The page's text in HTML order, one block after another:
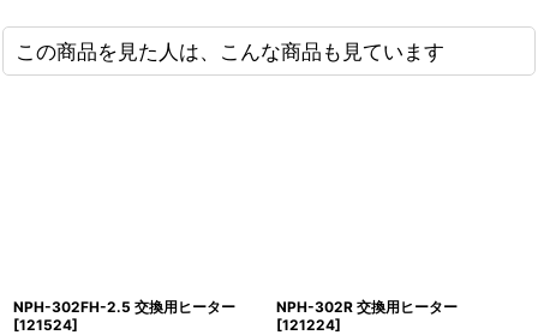
この商品を見た人は、こんな商品も見ています
NPH-302FH-2.5 交換用ヒーター
[121524]
NPH-302R 交換用ヒーター
[121224]